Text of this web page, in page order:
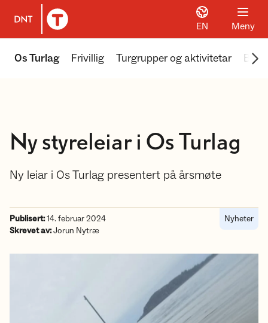
Til DNT.no forside
EN Meny
Os Turlag Frivillig Turgrupper og aktivitetar
Ny styreleiar i Os Turlag
Ny leiar i Os Turlag presentert på årsmøte
Publisert:14. februar 2024
Skrevet av:Jorun Nytræ
Nyheter